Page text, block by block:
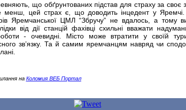
що обґрунтованих підстав для страху за своє
цей страх є, що доводить інцедент у Яремчі.
Яремчанської ЦМЛ “Збручу” не вдалось, а тому
від дії станцій фахівці схильні вважати
- очевидні. Місто може втратити у своїй
зв’язку. Та й самим яремчанцям навряд чи
на Коломия ВЕБ Портал